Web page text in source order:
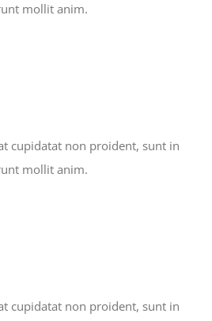
mollit anim.
cupidatat non proident, sunt in
mollit anim.
cupidatat non proident, sunt in